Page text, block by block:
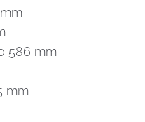
586 mm
mm